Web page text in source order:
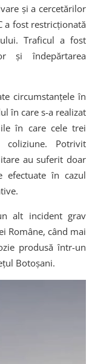
şi a cercetărilor
a fost restricţionată
Traficul a fost
şi îndepărtarea
circumstanţele în
în care s-a realizat
în care cele trei
Potrivit
au suferit doar
efectuate în cazul
alt incident grav
Române, când mai
produsă într-un
Botoşani.